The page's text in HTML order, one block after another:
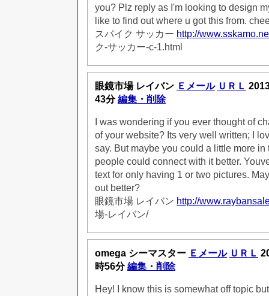
you? Plz reply as I'm looking to design
like to find out where u got this from.
スパイク サッカー http://
ク-サッカー-c-1.html
眼鏡市場 レイバン Ｅメール ＵＲＬ
43分編集・削除
I was wondering if you ever thought of
of your website? Its very well written; I
say. But maybe you could a little more in
people could connect with it better.
text for only having 1 or two pictures.
out better?
眼鏡市場 レイバン http://
場-レイバン/
omega シーマスター Ｅメール ＵＲＬ
時56分編集・削除
Hey! I know this is somewhat off topic